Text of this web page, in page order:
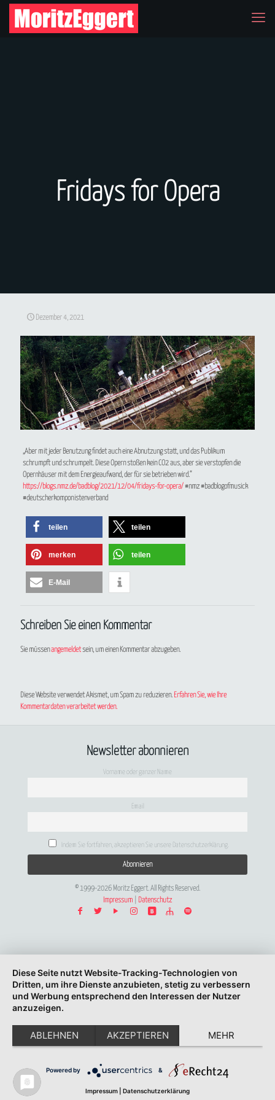
Fridays for Opera
Dezember 4, 2021
„Aber mit jeder Benutzung findet auch eine Abnutzung statt, und das Publikum
schrumpft und schrumpelt. Diese Opern stoßen kein CO2 aus, aber sie verstopfen die
Opernhäuser mit dem Energieaufwand, der für sie betrieben wird.“
https://blogs.nmz.de/badblog/2021/12/04/fridays-for-opera/#nmz #badblogofmusick
#deutscherkomponistenverband
teilen teilen
merken teilen
E-Mail
Schreiben Sie einen Kommentar
Sie müssenangemeldetsein, um einen Kommentar abzugeben.
Diese Website verwendet Akismet, um Spam zu reduzieren. Erfahren Sie, wie Ihre
Kommentardaten verarbeitet werden.
Newsletter abonnieren
Vorname oder ganzer Name
Email
Indem Sie fortfahren, akzeptieren Sie unsere Datenschutzerklärung.
© 1999-2026 Moritz Eggert. All Rights Reserved.
Impressum
Datenschutz
Diese Seite nutzt Website-Tracking-Technologien von
Dritten, um ihre Dienste anzubieten, stetig zu verbessern
und Werbung entsprechend den Interessen der Nutzer
anzuzeigen.
ABLEHNEN AKZEPTIEREN MEHR
Powered by &
Impressum Datenschutzerklärung